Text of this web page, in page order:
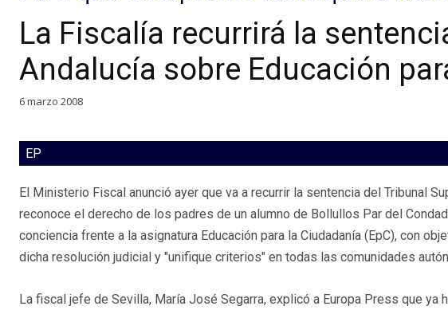
La Fiscalía recurrirá la
Andalucía sobre Educación
6 marzo 2008
EP
El Ministerio Fiscal anunció ayer que va a recurrir la sentencia del Tribunal
reconoce el derecho de los padres de un alumno de Bollullos Par del
conciencia frente a la asignatura Educación para la Ciudadanía (EpC), con
dicha resolución judicial y "unifique criterios" en todas las comunidades
La fiscal jefe de Sevilla, María José Segarra, explicó a Europa Press que ya